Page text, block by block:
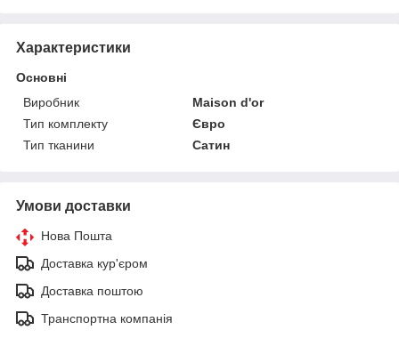
Характеристики
Основні
Виробник
Maison d'or
Тип комплекту
Євро
Тип тканини
Сатин
Умови доставки
Нова Пошта
Доставка кур'єром
Доставка поштою
Транспортна компанія